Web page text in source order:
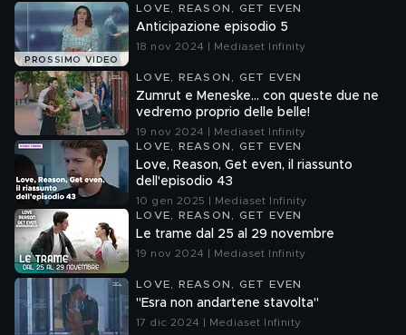
PROSSIMO VIDEO
LOVE, REASON, GET EVEN
Anticipazione episodio 5
18 nov 2024 | Mediaset Infinity
LOVE, REASON, GET EVEN
Zumrut e Meneske… con queste due ne
vedremo proprio delle belle!
19 nov 2024 | Mediaset Infinity
LOVE, REASON, GET EVEN
Love, Reason, Get even, il riassunto
dell'episodio 43
10 gen 2025 | Mediaset Infinity
LOVE, REASON, GET EVEN
Le trame dal 25 al 29 novembre
19 nov 2024 | Mediaset Infinity
LOVE, REASON, GET EVEN
"Esra non andartene stavolta"
17 dic 2024 | Mediaset Infinity